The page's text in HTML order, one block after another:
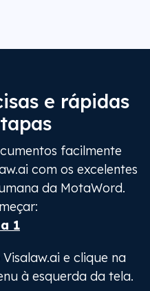
e rápidas
facilmente
com os excelentes
da MotaWord.
1
e clique na
à esquerda da tela.